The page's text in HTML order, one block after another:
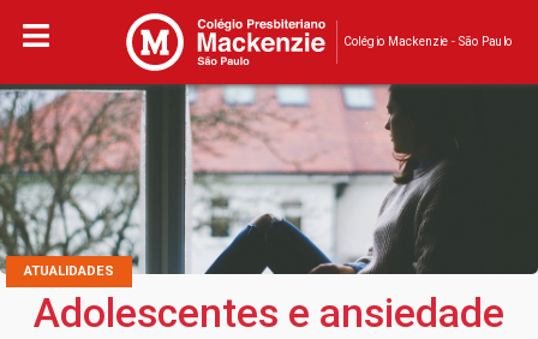
Colégio Mackenzie - São Paulo
ATUALIDADES
Adolescentes e ansiedade